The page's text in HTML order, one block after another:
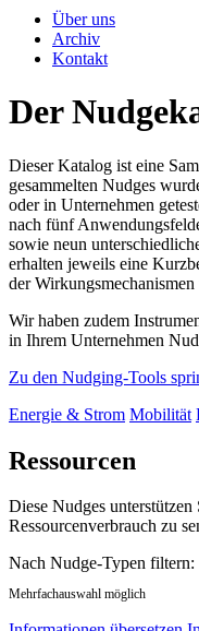
Über uns
Archiv
Kontakt
Der
Dieser Katalog ist eine
gesammelten Nudges
oder in Unternehmen
nach fünf
sowie neun
erhalten jeweils eine
der
Wir haben zudem
in Ihrem Unternehmen
Zu den Nudging-Tools
Energie & Strom Mobilität
Ressourcen
Diese Nudges
Ressourcenverbrauch zu
Nach Nudge-Typen filtern:
Mehrfachauswahl möglich